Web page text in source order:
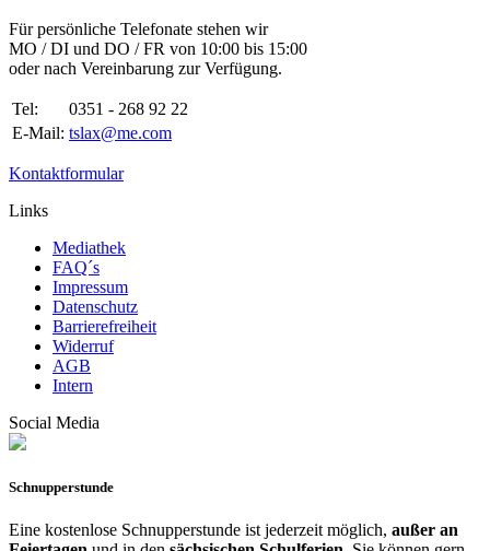
Für persönliche Telefonate stehen wir
MO / DI und DO / FR von 10:00 bis 15:00
oder nach Vereinbarung zur Verfügung.
Tel:
0351 - 268 92 22
E-Mail: tslax@me.com
Kontaktformular
Links
Mediathek
FAQ´s
Impressum
Datenschutz
Barrierefreiheit
Widerruf
AGB
Intern
Social Media
Schnupperstunde
Eine kostenlose Schnupperstunde ist jederzeit möglich, außer an